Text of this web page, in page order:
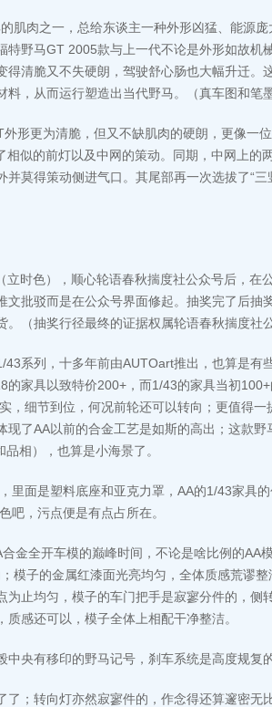
肌肉之一，总给东谈主一种外形凶猛、能源
特野马GT 2005款与上一代不论是外形如故机
得清脆又不失硬朗，驾驶舒心肠也大幅升迁。
，从而运行塑造出当代野马。（真车图和笔
形更为清脆，但又不缺肌肉的硬朗，更像一
似的前灯以及中网的策动。同期，中网上的
莫得策动侧进气口。其尾部再一次选拔了“
时色），顺心轮语春秋揣度社公众号后，在
文批驳而是在公众号界面修起。抽奖完了后抽
（抽奖行径最终的证据权属轮语春秋揣度社公
系列，十多年前由AUTOart推出，也算是有
的家具以致特价200+，而1/43的家具当初
，细节到位，何况前轮还可以转向；更值得
现了AA以前的合金工艺是如斯的高出；这款
相），也算是小海景了。
里面是塑料底座和亚克力罩，AA的1/43家具
吧，污点便是有点占所在。
金全开车模的巅峰时间，不论是啥比例的AA
模子的金属红漆面光亮均匀，全体质感荒谬
为止均匀，模子的车门把手是寂寥分件的，侧
感还可以，模子全体上相配干净整洁。
央有移印的野马记号，刹车系统是高度规复
；转向灯亦然寂寥件的，作念得还算邃密无